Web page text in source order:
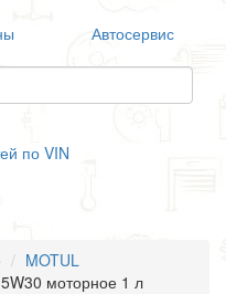
Автосервис
по VIN
MOTUL
моторное 1 л